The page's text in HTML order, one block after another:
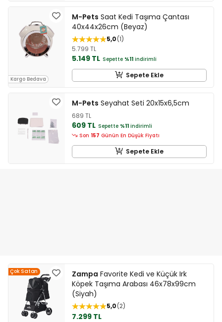
Kargo Bedava
M-Pets Saat Kedi Taşıma Çantası
40x44x26cm (Beyaz)
5,0 1
5.799 TL
5.149 TL Sepette %11 indirimli
Sepete Ekle
M-Pets Seyahat Seti 20x15x6,5cm
689 TL
609 TL Sepette %11 indirimli
Son 157 Günün En Düşük Fiyatı
Sepete Ekle
Çok Satan Zampa Favorite Kedi ve Küçük Irk
Köpek Taşıma Arabası 46x78x99cm
(Siyah)
5,0 2
7.299 TL